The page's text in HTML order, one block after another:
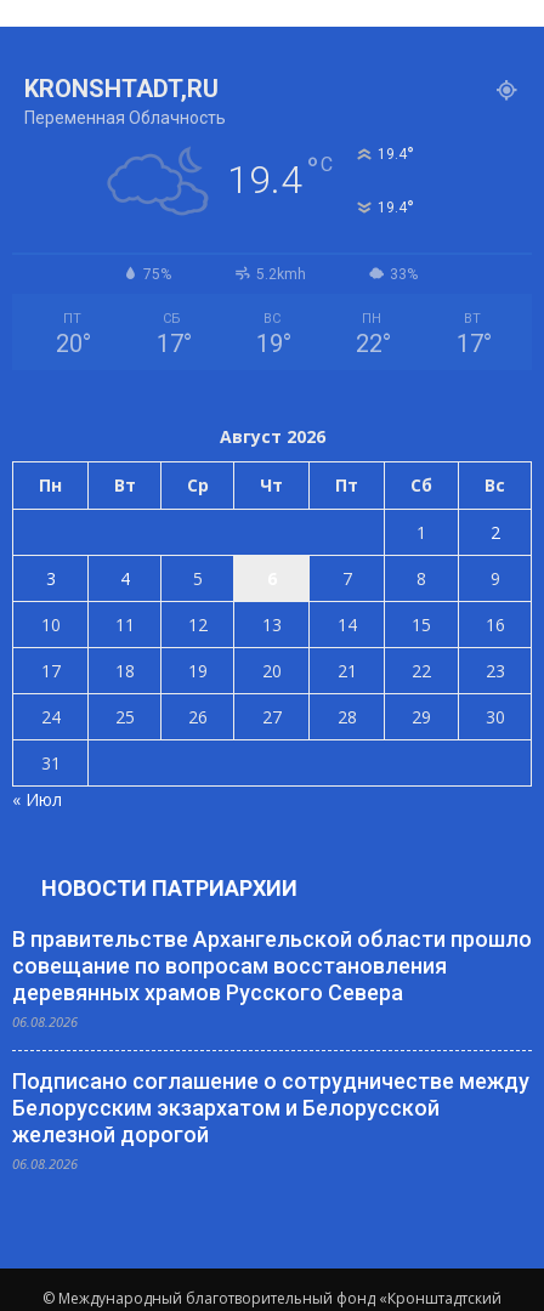
KRONSHTADT,RU
Переменная Облачность
19.4°C 19.4°
19.4°
75% 5.2kmh 33%
ПТ
20°
СБ
17°
ВС
19°
ПН
22°
ВТ
17°
Август 2026
Пн Вт Ср Чт Пт Сб Вс
1
2
3
4 5 7 8
9
10
11 12 13 14 15
16
17
18 19 20 21 22
23
24
25 26 27 28 29
30
31
« Июл
НОВОСТИ ПАТРИАРХИИ
В правительстве Архангельской области прошло
совещание по вопросам восстановления
деревянных храмов Русского Севера
06.08.2026
Подписано соглашение о сотрудничестве между
Белорусским экзархатом и Белорусской
железной дорогой
06.08.2026
© Международный благотворительный фонд «Кронштадтский